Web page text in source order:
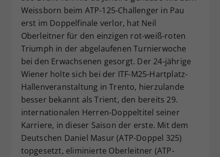
Weissborn beim ATP-125-Challenger in Pau
erst im Doppelfinale verlor, hat Neil
Oberleitner für den einzigen rot-weiß-roten
Triumph in der abgelaufenen Turnierwoche
bei den Erwachsenen gesorgt. Der 24-jährige
Wiener holte sich bei der ITF-M25-Hartplatz-
Hallenveranstaltung in Trento, hierzulande
besser bekannt als Trient, den bereits 29.
internationalen Herren-Doppeltitel seiner
Karriere, in dieser Saison der erste. Mit dem
Deutschen Daniel Masur (ATP-Doppel 325)
topgesetzt, eliminierte Oberleitner (ATP-
Zweck
Dieser Wert speichert Ihre Consent-
Einstellungen. Unter anderem eine
zufällig generierte ID, für die
historische Speicherung Ihrer
vorgenommen Einstellungen, falls der
Webseiten-Betreiber dies eingestellt
hat.